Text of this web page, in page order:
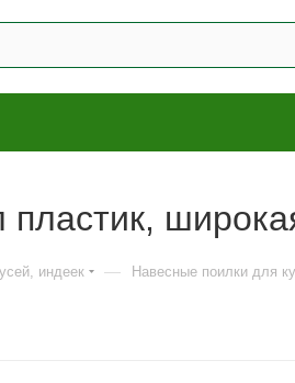
индеек — Навесные поилки для